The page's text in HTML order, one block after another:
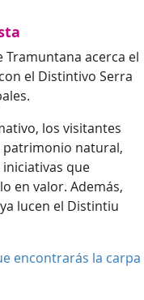
Tramuntana acerca el
el Distintivo Serra
los visitantes
patrimonio natural,
que
en valor. Además,
lucen el Distintiu
encontrarás la carpa